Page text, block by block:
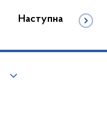
Наступна